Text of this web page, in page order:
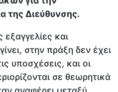
της Διεύθυνσης.
και
στην πράξη δεν έχει
υποσχέσεις, και οι
σε θεωρητικά